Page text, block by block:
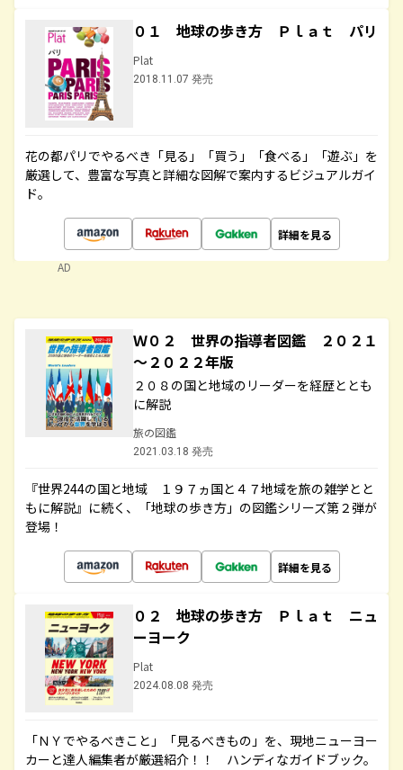
０１ 地球の歩き方 Ｐｌａｔ パリ
Plat
2018.11.07 発売
花の都パリでやるべき「見る」「買う」「食べる」「遊ぶ」を
厳選して、豊富な写真と詳細な図解で案内するビジュアルガイ
ド。
詳細を見る
AD
Ｗ０２ 世界の指導者図鑑 ２０２１
～２０２２年版
２０８の国と地域のリーダーを経歴ととも
に解説
旅の図鑑
2021.03.18 発売
『世界244の国と地域 １９７ヵ国と４７地域を旅の雑学とと
もに解説』に続く、「地球の歩き方」の図鑑シリーズ第２弾が
登場！
詳細を見る
０２ 地球の歩き方 Ｐｌａｔ ニュ
ーヨーク
Plat
2024.08.08 発売
「ＮＹでやるべきこと」「見るべきもの」を、現地ニューヨー
カーと達人編集者が厳選紹介！！ ハンディなガイドブック。